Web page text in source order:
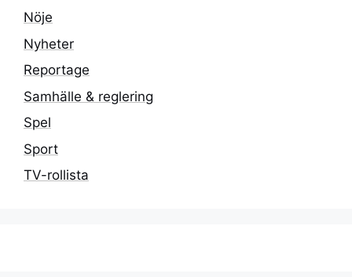
Nöje
Nyheter
Reportage
Samhälle & reglering
Spel
Sport
TV-rollista